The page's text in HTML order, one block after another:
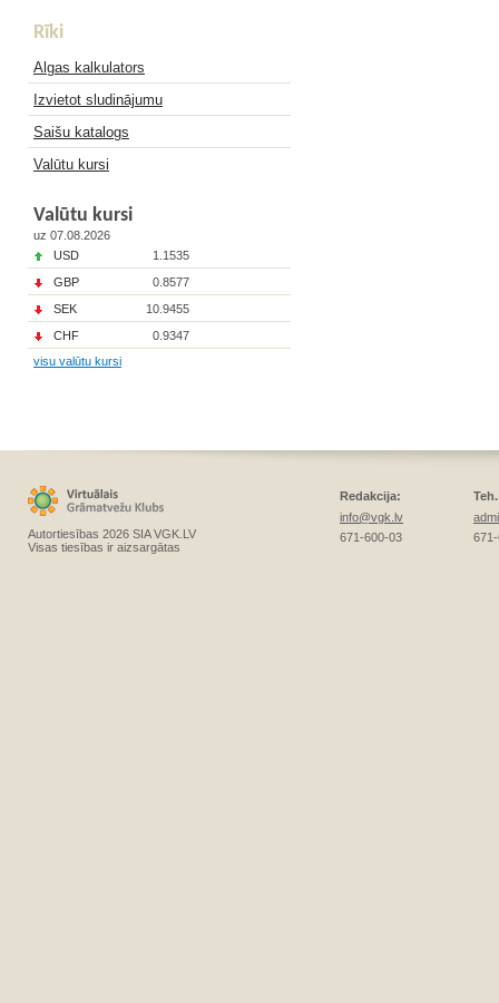
Rīki
Algas kalkulators
Izvietot sludinājumu
Saišu katalogs
Valūtu kursi
Valūtu kursi
uz 07.08.2026
USD
1.1535
GBP
0.8577
SEK
10.9455
CHF
0.9347
visu valūtu kursi
Autortiesības 2026 SIA VGK.LV
Visas tiesības ir aizsargātas
Redakcija:
info@vgk.lv
671-600-03